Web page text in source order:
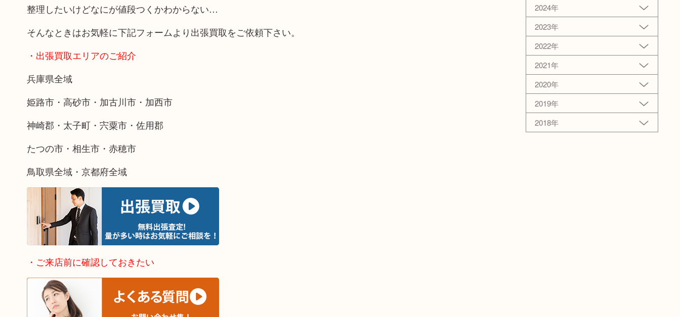
整理したいけどなにが値段つくかわからない…
そんなときはお気軽に下記フォームより出張買取をご依頼下さい。
・出張買取エリアのご紹介
兵庫県全域
姫路市・高砂市・加古川市・加西市
神崎郡・太子町・宍粟市・佐用郡
たつの市・相生市・赤穂市
鳥取県全域・京都府全域
・ご来店前に確認しておきたい
2024年
2023年
2022年
2021年
2020年
2019年
2018年